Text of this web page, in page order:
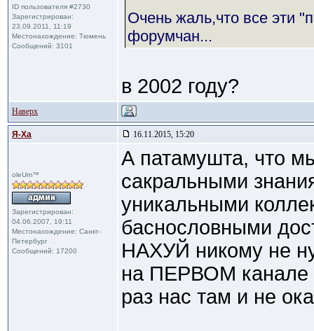
ID пользователя #2730
Зарегистрирован:
23.09.2011, 11:19
Местонахождение: Тюмень
Сообщений: 3101
Очень жаль,что все эти
форумчан...
в 2002 году?
Наверх
Я-Ха 16.11.2015, 15:20
oleUm™
Зарегистрирован:
04.06.2007, 19:11
Местонахождение: Санкт-
Петербург
Сообщений: 17200
А патамушта, что
сакральными
уникальными
баснословными
НАХУЙ никому не
на ПЕРВОМ канале
раз нас там и не